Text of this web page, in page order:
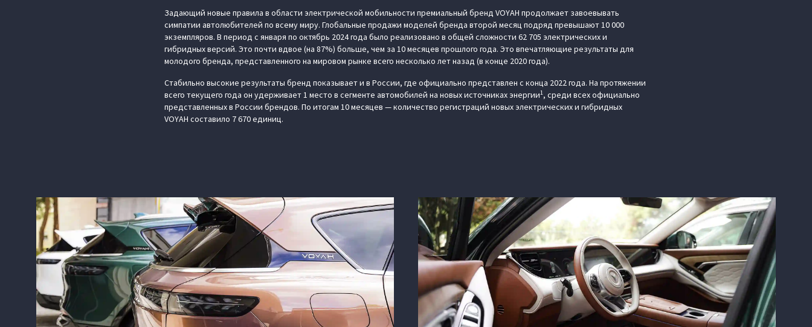
Задающий новые правила в области электрической мобильности премиальный бренд VOYAH продолжает завоевывать
симпатии автолюбителей по всему миру. Глобальные продажи моделей бренда второй месяц подряд превышают 10 000
экземпляров. В период с января по октябрь 2024 года было реализовано в общей сложности 62 705 электрических и
гибридных версий. Это почти вдвое (на 87%) больше, чем за 10 месяцев прошлого года. Это впечатляющие результаты для
молодого бренда, представленного на мировом рынке всего несколько лет назад (в конце 2020 года).
Стабильно высокие результаты бренд показывает и в России, где официально представлен с конца 2022 года. На протяжении
всего текущего года он удерживает 1 место в сегменте автомобилей на новых источниках энергии1, среди всех официально
представленных в России брендов. По итогам 10 месяцев — количество регистраций новых электрических и гибридных
VOYAH составило 7 670 единиц.